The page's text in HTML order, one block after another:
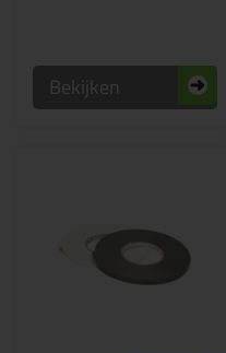
Bekijken